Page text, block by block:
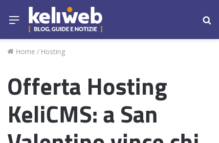
Menu
Home / Hosting
Offerta Hosting
KeliCMS: a San